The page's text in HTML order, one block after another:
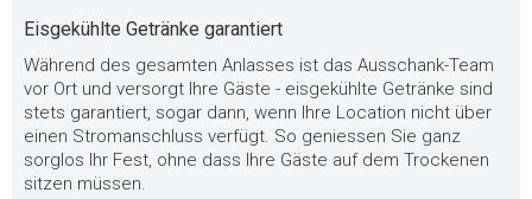
Eisgekühlte Getränke garantiert
Während des gesamten Anlasses ist das Ausschank-Team
vor Ort und versorgt Ihre Gäste - eisgekühlte Getränke sind
stets garantiert, sogar dann, wenn Ihre Location nicht über
einen Stromanschluss verfügt. So geniessen Sie ganz
sorglos Ihr Fest, ohne dass Ihre Gäste auf dem Trockenen
sitzen müssen.